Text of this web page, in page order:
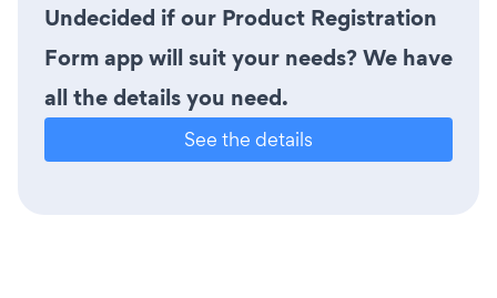
Undecided if our Product Registration
Form app will suit your needs? We have
all the details you need.
See the details